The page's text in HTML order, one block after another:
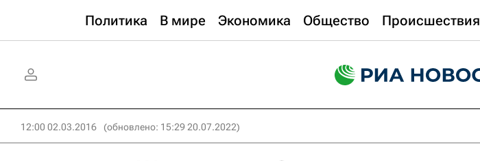
Политика В мире Экономика Общество Происшествия
12:00 02.03.2016 (обновлено: 15:29 20.07.2022)